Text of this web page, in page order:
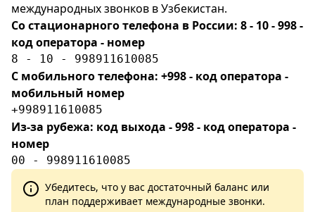
международных звонков в Узбекистан.
Со стационарного телефона в России: 8 - 10 - 998 -
код оператора - номер
8 - 10 - 998911610085
С мобильного телефона: +998 - код оператора -
мобильный номер
+998911610085
Из-за рубежа: код выхода - 998 - код оператора -
номер
00 - 998911610085
Убедитесь, что у вас достаточный баланс или
план поддерживает международные звонки.